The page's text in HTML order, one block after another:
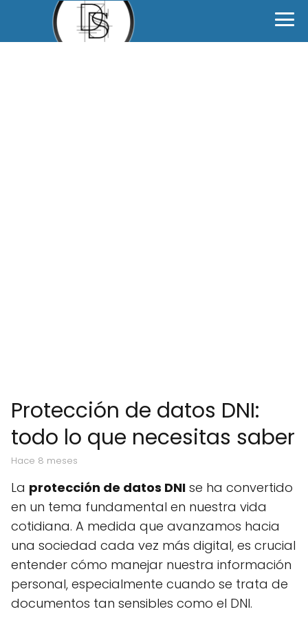
Protección de datos DNI:
todo lo que necesitas saber
hace 8 meses
La protección de datos DNI se ha convertido
en un tema fundamental en nuestra vida
cotidiana. A medida que avanzamos hacia
una sociedad cada vez más digital, es crucial
entender cómo manejar nuestra información
personal, especialmente cuando se trata de
documentos tan sensibles como el DNI.